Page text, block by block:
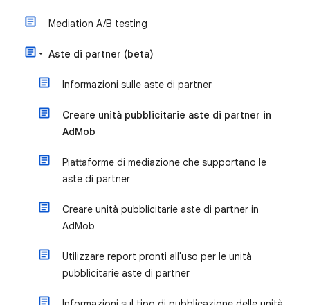
Mediation A/B testing
Aste di partner (beta)
Informazioni sulle aste di partner
Creare unità pubblicitarie aste di partner in
AdMob
Piattaforme di mediazione che supportano le
aste di partner
Creare unità pubblicitarie aste di partner in
AdMob
Utilizzare report pronti all'uso per le unità
pubblicitarie aste di partner